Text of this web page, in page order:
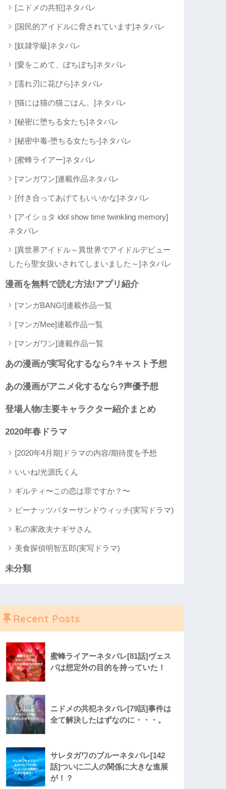
[ニドメの共犯]ネタバレ
[国民的アイドルに脅されています]ネタバレ
[奴隷学級]ネタバレ
[愛をこめて、ぼちぼち]ネタバレ
[濡れ刃に花びら]ネタバレ
[猫には猫の猫ごはん。]ネタバレ
[秘密に堕ちる女たち]ネタバレ
[秘密中毒-堕ちる女たち-]ネタバレ
[蜜蜂ライアー]ネタバレ
[マンガワン]連載作品ネタバレ
[付き合ってあげてもいいかな]ネタバレ
[アイショタ idol show time twinkling memory]
ネタバレ
[異世界アイドル～異世界でアイドルデビュー
したら聖女扱いされてしまいました～]ネタバレ
漫画を無料で読む方法!アプリ紹介
[マンガBANG!]連載作品一覧
[マンガMee]連載作品一覧
[マンガワン]連載作品一覧
あの漫画が実写化するなら?キャスト予想
あの漫画がアニメ化するなら?声優予想
登場人物/主要キャラクター紹介まとめ
2020年春ドラマ
[2020年4月期]ドラマの内容/期待度を予想
いいね!光源氏くん
ギルティ〜この恋は罪ですか？〜
ピーナッツバターサンドウィッチ(実写ドラマ)
私の家政夫ナギサさん
美食探偵明智五郎(実写ドラマ)
未分類
Recent Posts
蜜蜂ライアーネタバレ[81話]ヴェス
パは想定外の目的を持っていた！
ニドメの共犯ネタバレ[79話]事件は
全て解決したはずなのに・・・。
サレタガワのブルーネタバレ[142
話]ついに二人の関係に大きな進展
が！？